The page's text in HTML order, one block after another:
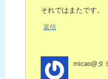
それではまたです。
返信
micao@タ